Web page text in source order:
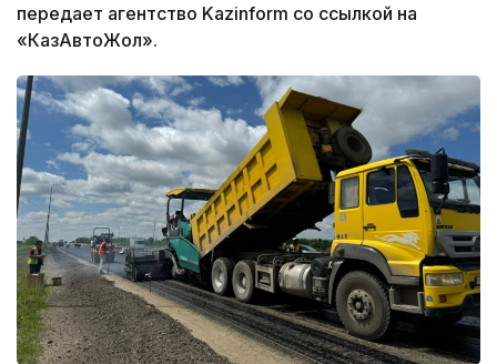
передает агентство Kazinform со ссылкой на
«КазАвтоЖол».